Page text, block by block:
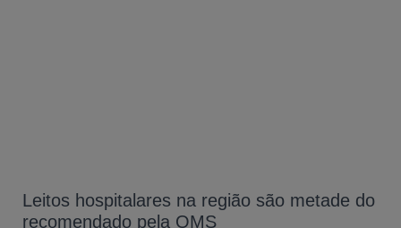
Leitos hospitalares na região são metade do
recomendado pela OMS